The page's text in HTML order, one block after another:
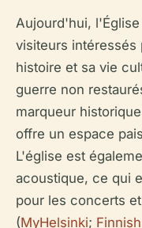
Aujourd'hui,
visiteurs intéressés
histoire et sa vie
guerre non
marqueur
offre un espace
L'église est
acoustique, ce qui
pour les concerts
(MyHelsinki;